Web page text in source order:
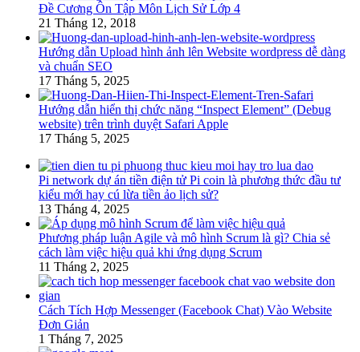
Đề Cương Ôn Tập Môn Lịch Sử Lớp 4
21 Tháng 12, 2018
Hướng dẫn Upload hình ảnh lên Website wordpress dễ dàng
và chuẩn SEO
17 Tháng 5, 2025
Hướng dẫn hiển thị chức năng “Inspect Element” (Debug
website) trên trình duyệt Safari Apple
17 Tháng 5, 2025
Pi network dự án tiền điện tử Pi coin là phương thức đầu tư
kiểu mới hay cú lừa tiền ảo lịch sử?
13 Tháng 4, 2025
Phương pháp luận Agile và mô hình Scrum là gì? Chia sẻ
cách làm việc hiệu quả khi ứng dụng Scrum
11 Tháng 2, 2025
Cách Tích Hợp Messenger (Facebook Chat) Vào Website
Đơn Giản
1 Tháng 7, 2025